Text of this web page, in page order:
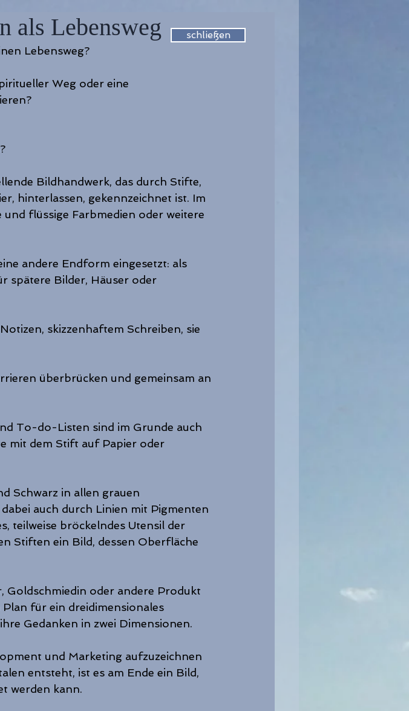
als Lebensweg
Lebensweg?
Weg oder eine
Bildhandwerk, das durch Stifte,
hinterlassen, gekennzeichnet ist. Im
und flüssige Farbmedien oder weitere
andere Endform eingesetzt: als
spätere Bilder, Häuser oder
skizzenhaftem Schreiben, sie
überbrücken und gemeinsam an
To-do-Listen sind im Grunde auch
mit dem Stift auf Papier oder
Schwarz in allen grauen
auch durch Linien mit Pigmenten
teilweise bröckelndes Utensil der
Stiften ein Bild, dessen Oberfläche
Goldschmiedin oder andere Produkt
für ein dreidimensionales
Gedanken in zwei Dimensionen.
und Marketing aufzuzeichnen
entsteht, ist es am Ende ein Bild,
werden kann.
schließen